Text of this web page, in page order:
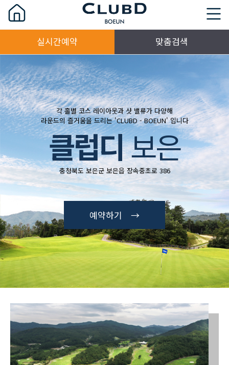
실시간예약 맞춤검색
각 홀별 코스 레이아웃과 샷 밸류가 다양해
라운드의 즐거움을 드리는 'CLUBD - BOEUN' 입니다
클럽디보은
충청북도 보은군 보은읍 장속중초로 386
예약하기 →